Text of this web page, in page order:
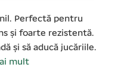
Perfectă pentru
și foarte rezistentă.
și să aducă jucăriile.
mult